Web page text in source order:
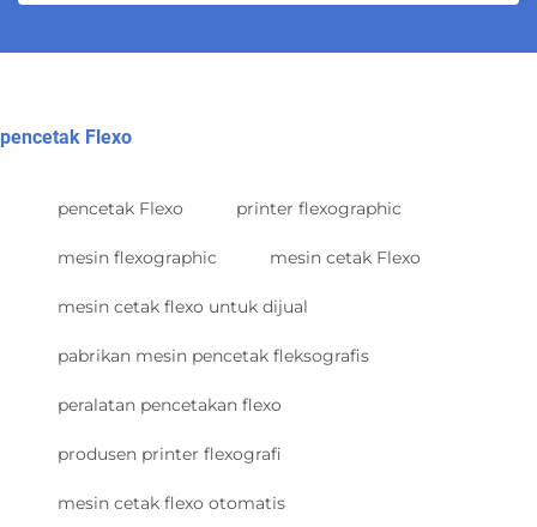
pencetak Flexo
pencetak Flexo printer flexographic
mesin flexographic mesin cetak Flexo
mesin cetak flexo untuk dijual
pabrikan mesin pencetak fleksografis
peralatan pencetakan flexo
produsen printer flexografi
mesin cetak flexo otomatis